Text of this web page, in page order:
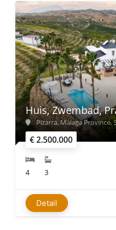
€ 2.500.000
Huis, Zwembad,
Pizarra, Málaga Province,
4 3
Detail